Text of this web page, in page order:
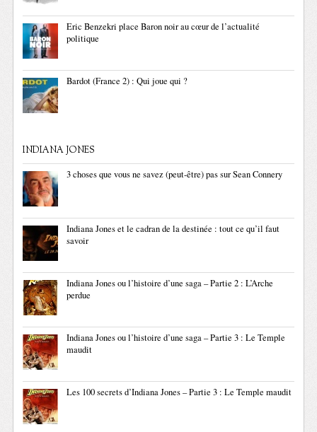
Eric Benzekri place Baron noir au cœur de l’actualité
politique
Bardot (France 2) : Qui joue qui ?
INDIANA JONES
3 choses que vous ne savez (peut-être) pas sur Sean Connery
Indiana Jones et le cadran de la destinée : tout ce qu’il faut
savoir
Indiana Jones ou l’histoire d’une saga – Partie 2 : L’Arche
perdue
Indiana Jones ou l’histoire d’une saga – Partie 3 : Le Temple
maudit
Les 100 secrets d’Indiana Jones – Partie 3 : Le Temple maudit